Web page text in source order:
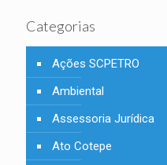
Categorias
Ações SCPETRO
Ambiental
Assessoria Jurídica
Ato Cotepe